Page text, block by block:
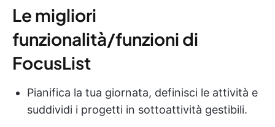
Le migliori
funzionalità/funzioni di
FocusList
Pianifica la tua giornata, definisci le attività e
suddividi i progetti in sottoattività gestibili.